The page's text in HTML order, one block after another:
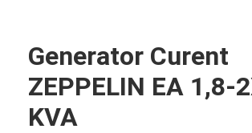
Generator Curent
ZEPPELIN EA 1,8-
KVA